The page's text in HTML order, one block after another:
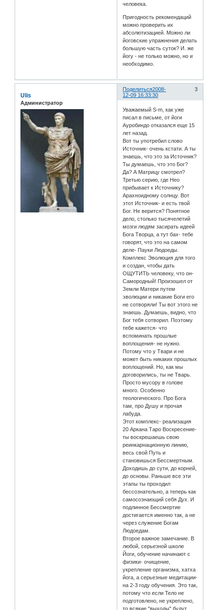
человека.
Пригодность рекомендаций
можно проверить их
абсолютизацией. Можно ли
йоговские упражнения делать
большую часть суток? И. же
йогу - не только можно, но и
необходимо.
Поделиться 3
2008-
12-09 16:33:30
Ulis
Администратор
Уважаемый S-m, как уже
писал в письме, от йоги
Ауробиндо отказался еще 15
лет назад.
Вот ты употребил слово
Источник- очень кстати. А ты
знаешь, что это за Источник?
Ты думаешь, что это Бог?
Да? А Матрицу смотрел?
Третью серию, где Нео
прибывает к Источнику?
Арахноидному солнцу. Вот
этот Источник- и есть твой
Бог. Не верится? Понятное
дело, столько тысячелетий
мозги людям засирать идеей
Бога Творца, а тут бах- тебе
говорят, что это на самом
деле- Пауки Людоеды.
Комплекс Эволюция для того
и создан, чтобы дать
ОЩУТИТЬ человеку, что он-
Самородный! Произошел от
Земли Матери путем
эволюции и никакие Боги его
не сотворяли! Ты вот этого не
знаешь. Думаешь, видно, что
Бог тебя сотворил. Поэтому
тебе кажется- что
вспоминать прошлые
воплощения- не нужно.
Потому что у Твари и не
может быть никаких прошлых
воплощений. Но, как мы
договорились, ты не Тварь.
Просто мусору в голове
много. Особенно
теологического. Про Бога
там, про Душу и прочая
лабуда.
Этот комплекс- реализация
20 Аркана Таро Воскресение-
ты воскрешаешь свою
реинкарнационную линию,
весь свой Путь и
становишься Бессмертным.
Доходишь до сути, до корней,
до основы. Раньше все эти
этапы ты проходил
бессознательно, а теперь как
самосознающий себя Дух. И
подлинное Бессмертие
достигается именно так, а не
через служение Богам
Людоедам.
Второе важное замечание. В
любой, серьезной школе
Йоги, обучение начинают с
физики- очищение,
укрепление организма, хатха
йога, а серьезные медитации-
на 2-3 году обучения. Это так,
потому что если Тело не
подготовлено, не укреплено,
то всякие "выходы" будут